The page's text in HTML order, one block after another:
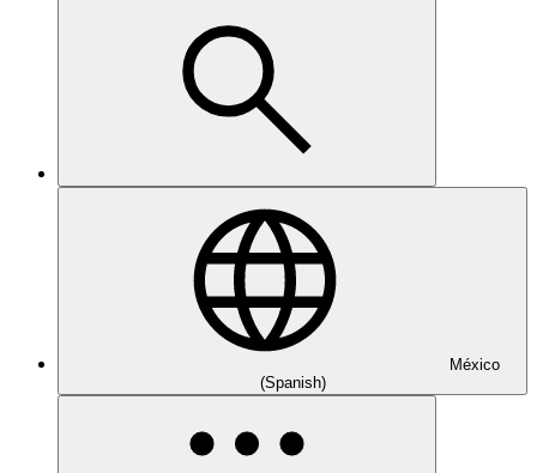
México
(Spanish)